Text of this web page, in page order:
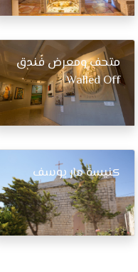
متحف ومعرض فندق
Walled Off
كنيسة مار يوسف